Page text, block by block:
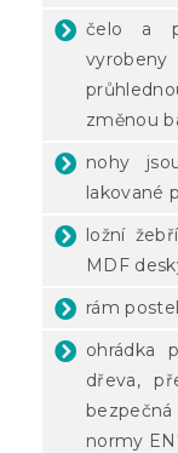
čelo a
změnou
nohy
lakované
ložní
MDF
rám
ohrádka
dřeva,
normy